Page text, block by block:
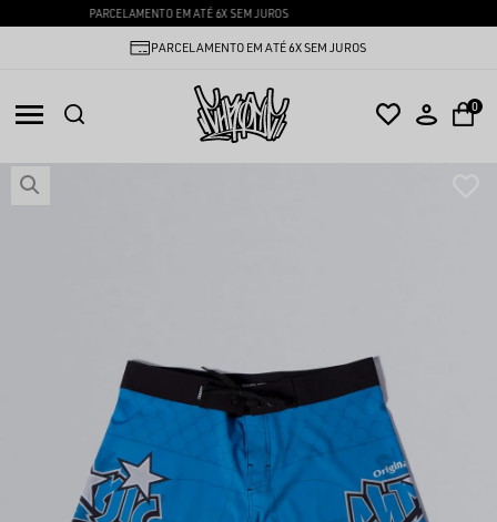
PEDIDO MÍNIMO 24 PEÇAS
PARCELAMENTO EM ATÉ 6X SEM JUROS
0